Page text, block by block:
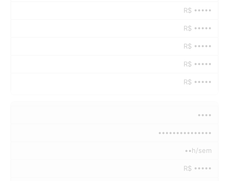
R$ •••••
R$ •••••
R$ •••••
R$ •••••
R$ •••••
••••
•••••••••••••••
••h/sem
R$ •••••